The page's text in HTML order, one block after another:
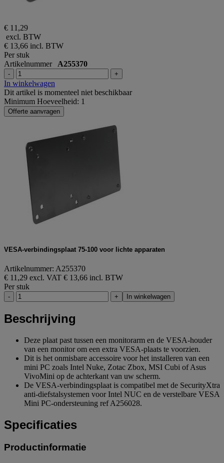
€ 11,29
excl. BTW
€ 13,66 incl. BTW
Per stuk
Artikelnummer A255370
- +
In winkelwagen
Dit artikel is momenteel niet beschikbaar
Minimum Hoeveelheid: 1
Offerte aanvragen
VESA-verbindingsplaat 75-100 voor lichte apparaten
Artikelnummer: A255370
€ 11,29 excl. VAT € 13,66 incl. BTW
Per stuk
- + In winkelwagen
Beschrijving
Deze plaat past tussen een monitorarm en de VESA-houder
van een monitor om een extra VESA-plaats te voorzien.
Dit is het onmisbare accessoire voor het installeren van een
mini PC zoals Intel Nuke, Zotac Zbox, MSI Cubi of Asus
VivoMini op de achterkant van uw scherm.
De VESA-verbindingsplaat is compatibel met de SecurityXtra
anti-diefstalsystemen voor Intel NUC en de verstelbare VESA
Mini PC-ondersteuning ref A256028.
Specificaties
Productinformatie